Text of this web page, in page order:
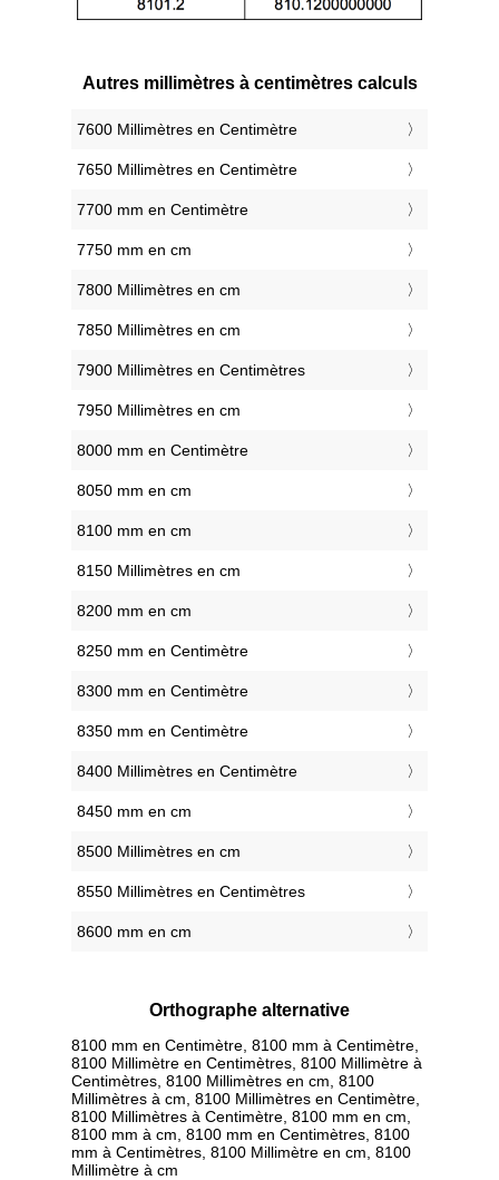
Autres millimètres à centimètres calculs
7600 Millimètres en Centimètre
7650 Millimètres en Centimètre
7700 mm en Centimètre
7750 mm en cm
7800 Millimètres en cm
7850 Millimètres en cm
7900 Millimètres en Centimètres
7950 Millimètres en cm
8000 mm en Centimètre
8050 mm en cm
8100 mm en cm
8150 Millimètres en cm
8200 mm en cm
8250 mm en Centimètre
8300 mm en Centimètre
8350 mm en Centimètre
8400 Millimètres en Centimètre
8450 mm en cm
8500 Millimètres en cm
8550 Millimètres en Centimètres
8600 mm en cm
Orthographe alternative
8100 mm en Centimètre, 8100 mm à Centimètre,
8100 Millimètre en Centimètres, 8100 Millimètre à
Centimètres, 8100 Millimètres en cm, 8100
Millimètres à cm, 8100 Millimètres en Centimètre,
8100 Millimètres à Centimètre, 8100 mm en cm,
8100 mm à cm, 8100 mm en Centimètres, 8100
mm à Centimètres, 8100 Millimètre en cm, 8100
Millimètre à cm